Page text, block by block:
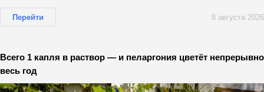
Перейти 8 августа 2026
Всего 1 капля в раствор — и пеларгония цветёт непрерывно
весь год